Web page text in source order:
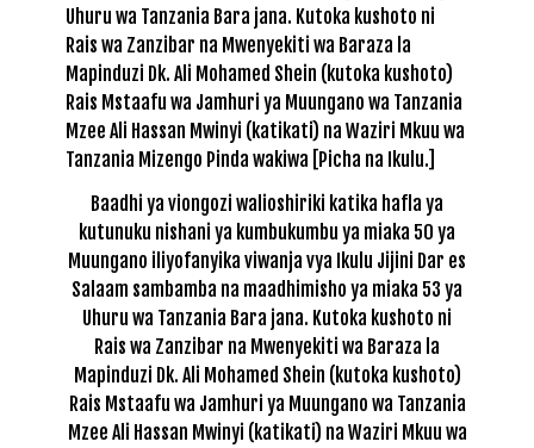
Baadhi ya viongozi walioshiriki katika hafla ya
kutunuku nishani ya kumbukumbu ya miaka 50 ya
Muungano iliyofanyika viwanja vya Ikulu Jijini Dar es
Salaam sambamba na maadhimisho ya miaka 53 ya
Uhuru wa Tanzania Bara jana. Kutoka kushoto ni
Rais wa Zanzibar na Mwenyekiti wa Baraza la
Mapinduzi Dk. Ali Mohamed Shein (kutoka kushoto)
Rais Mstaafu wa Jamhuri ya Muungano wa Tanzania
Mzee Ali Hassan Mwinyi (katikati) na Waziri Mkuu wa